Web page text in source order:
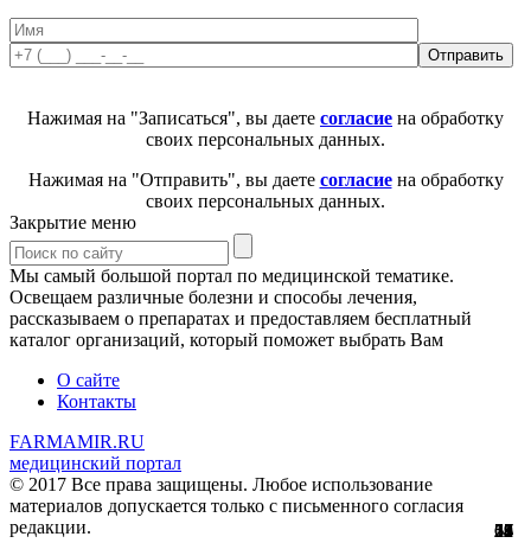
28
22
2
24
7
11
51
56
2
29
61
3
4
12
8
67
Нажимая на "Записаться", вы даете согласие на обработку
своих персональных данных.
Нажимая на "Отправить", вы даете согласиена обработку
своих персональных данных.
Закрытие меню
Мы самый большой портал по медицинской тематике.
Освещаем различные болезни и способы лечения,
рассказываем о препаратах и предоставляем бесплатный
каталог организаций, который поможет выбрать Вам
О сайте
Контакты
FARMAMIR.RU
медицинский портал
© 2017 Все права защищены. Любое использование
материалов допускается только с письменного согласия
редакции.